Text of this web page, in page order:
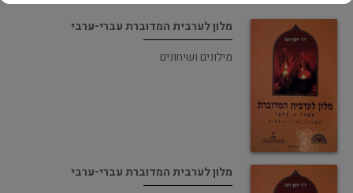
מלון לערבית המדוברת עברי-ערבי
מילונים ושיחונים
מלון לערבית המדוברת עברי-ערבי